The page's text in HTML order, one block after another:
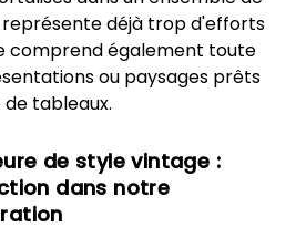
représente déjà trop d'efforts
comprend également toute
ou paysages prêts
tableaux.
de style vintage :
dans notre